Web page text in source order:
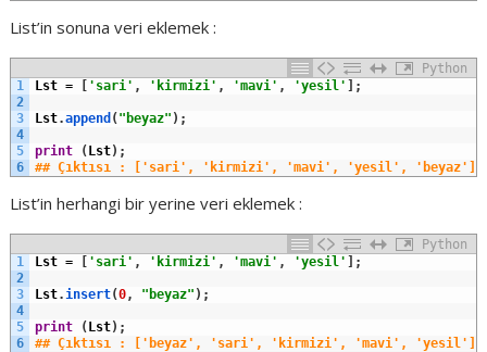
List’in sonuna veri eklemek :
Python
1
2
3
4
5
6
Lst = 'sari' , 'kirmizi' , 'mavi' , 'yesil' ;
Lst.append ( "beyaz" ) ;
print ( Lst) ;
## Çıktısı : ['sari', 'kirmizi', 'mavi', 'yesil', 'beyaz']
List’in herhangi bir yerine veri eklemek :
Python
1
2
3
4
5
6
Lst = 'sari' , 'kirmizi' , 'mavi' , 'yesil' ;
Lst.insert(0, "beyaz" ) ;
print ( Lst) ;
## Çıktısı : ['beyaz', 'sari', 'kirmizi', 'mavi', 'yesil']